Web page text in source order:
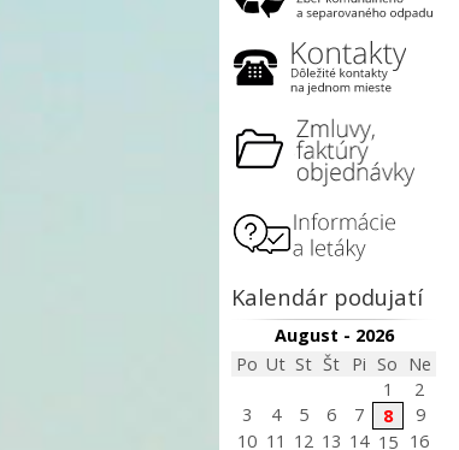
Kalendár podujatí
August - 2026
Po Ut St Št Pi So Ne
1
2
3
4 5 6 7 8
9
10 11 12 13 14 15
16